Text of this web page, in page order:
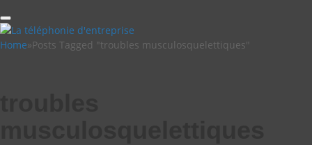
Home»Posts Tagged "troubles musculosquelettiques"